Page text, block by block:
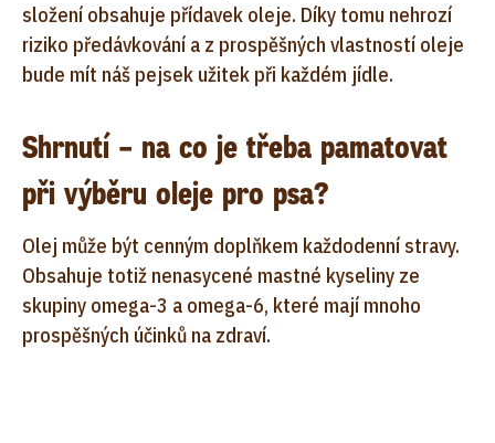
složení obsahuje přídavek oleje. Díky tomu nehrozí
riziko předávkování a z prospěšných vlastností oleje
bude mít náš pejsek užitek při každém jídle.
Shrnutí – na co je třeba pamatovat
při výběru oleje pro psa?
Olej může být cenným doplňkem každodenní stravy.
Obsahuje totiž nenasycené mastné kyseliny ze
skupiny omega-3 a omega-6, které mají mnoho
prospěšných účinků na zdraví.